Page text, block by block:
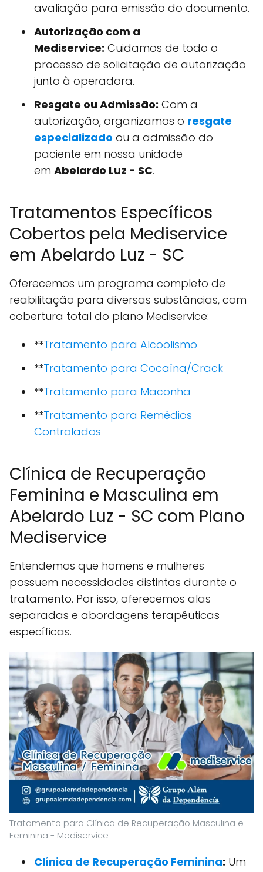
avaliação para emissão do documento.
Autorização com a
Mediservice: Cuidamos de todo o
processo de solicitação de autorização
junto à operadora.
Resgate ou Admissão: Com a
autorização, organizamos o resgate
especializado ou a admissão do
paciente em nossa unidade
em Abelardo Luz - SC.
Tratamentos Específicos
Cobertos pela Mediservice
em Abelardo Luz - SC
Oferecemos um programa completo de
reabilitação para diversas substâncias, com
cobertura total do plano Mediservice:
**Tratamento para Alcoolismo
**Tratamento para Cocaína/Crack
**Tratamento para Maconha
**Tratamento para Remédios
Controlados
Clínica de Recuperação
Feminina e Masculina em
Abelardo Luz - SC com Plano
Mediservice
Entendemos que homens e mulheres
possuem necessidades distintas durante o
tratamento. Por isso, oferecemos alas
separadas e abordagens terapêuticas
específicas.
Tratamento para Clínica de Recuperação Masculina e
Feminina - Mediservice
Clínica de Recuperação Feminina: Um